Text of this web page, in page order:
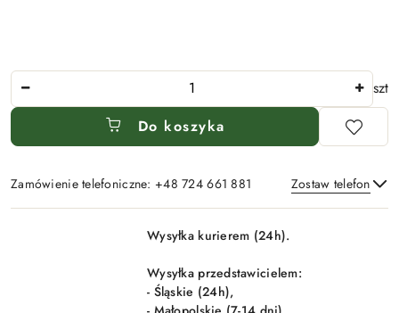
Ilość
szt
Do koszyka
Zamówienie telefoniczne: +48 724 661 881 Zostaw telefon
Wyślij
Dostępność
Wysyłka kurierem (24h).
Wysyłka przedstawicielem:
- Śląskie (24h),